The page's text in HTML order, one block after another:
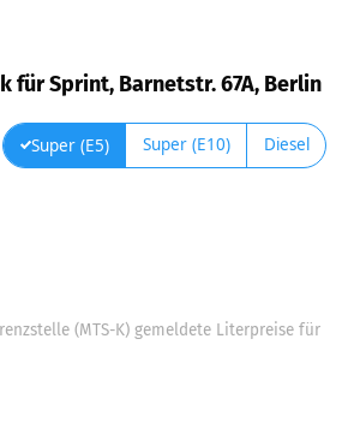
Sprint, Barnetstr. 67A, Berlin
Super (E5) Super (E10) Diesel
(MTS-K) gemeldete Literpreise für